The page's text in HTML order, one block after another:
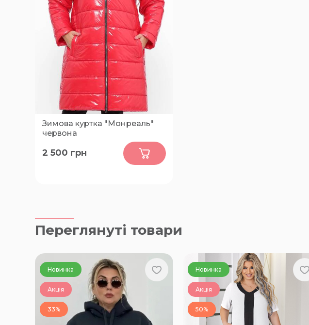
Зимова куртка "Монреаль"
червона
2 500 грн
Переглянуті товари
Новинка
Акція
33%
Новинка
Акція
50%